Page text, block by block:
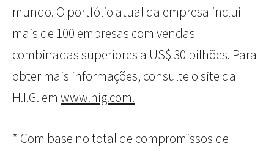
mundo. O portfólio atual da empresa inclui
mais de 100 empresas com vendas
combinadas superiores a US$ 30 bilhões. Para
obter mais informações, consulte o site da
H.I.G. em www.hig.com.
* Com base no total de compromissos de